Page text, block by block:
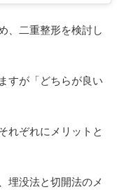
、二重整形を検討し
すが「どちらが良い
れぞれにメリットと
埋没法と切開法のメ